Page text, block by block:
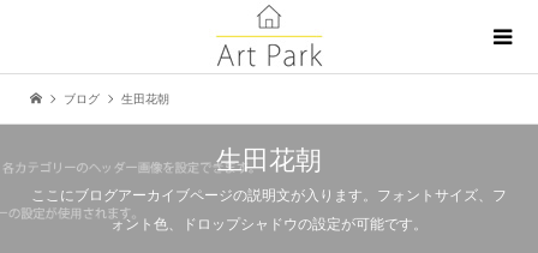
ブログ 生田花朝
生田花朝
ここにブログアーカイブページの説明文が入ります。フォントサイズ、フ
ォント色、ドロップシャドウの設定が可能です。